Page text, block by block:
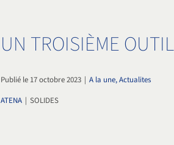
UN TROISIÈME
Publié le 17 octobre 2023 | A la une, Actualites
ATENA | SOLIDES